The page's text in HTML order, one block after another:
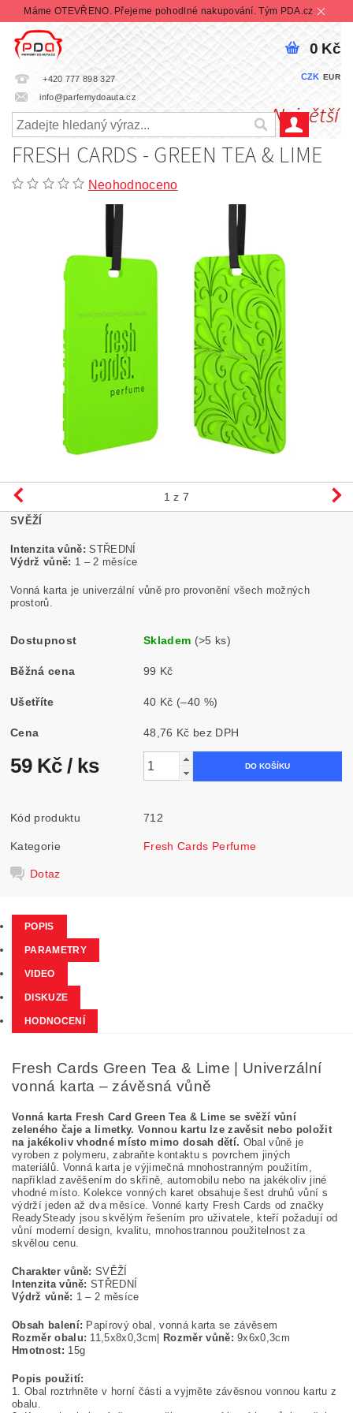
Máme OTEVŘENO. Přejeme pohodlné nakupování. Tým PDA.cz
+420 777 898 327
info@parfemydoauta.cz
CZK EUR
0 Kč
FRESH CARDS - GREEN TEA & LIME
Neohodnoceno
1 z 7
SVĚŽÍ
Intenzita vůně: STŘEDNÍ
Výdrž vůně: 1 – 2 měsíce
Vonná karta je univerzální vůně pro provonění všech možných
prostorů.
Dostupnost Skladem (>5 ks)
Běžná cena 99 Kč
Ušetříte 40 Kč (–40 %)
Cena 48,76 Kč bez DPH
59 Kč/ ks
Kód produktu 712
Kategorie Fresh Cards Perfume
Dotaz
POPIS
PARAMETRY
VIDEO
DISKUZE
HODNOCENÍ
Fresh Cards Green Tea & Lime | Univerzální
vonná karta – závěsná vůně
Vonná karta Fresh Card Green Tea & Lime se svěží vůní
zeleného čaje a limetky. Vonnou kartu lze zavěsit nebo položit
na jakékoliv vhodné místo mimo dosah dětí. Obal vůně je
vyroben z polymeru, zabraňte kontaktu s povrchem jiných
materiálů. Vonná karta je výjimečná mnohostranným použitím,
například zavěšením do skříně, automobilu nebo na jakékoliv jiné
vhodné místo. Kolekce vonných karet obsahuje šest druhů vůní s
výdrží jeden až dva měsíce. Vonné karty Fresh Cards od značky
ReadySteady jsou skvělým řešením pro uživatele, kteří požadují od
vůní moderní design, kvalitu, mnohostrannou použitelnost za
skvělou cenu.
Charakter vůně:SVĚŽÍ
Intenzita vůně: STŘEDNÍ
Výdrž vůně: 1 – 2 měsíce
Obsah balení: Papírový obal, vonná karta se závěsem
Rozměr obalu: 11,5x8x0,3cm| Rozměr vůně: 9x6x0,3cm
Hmotnost: 15g
Popis použití:
1. Obal roztrhněte v horní části a vyjměte závěsnou vonnou kartu z
obalu.